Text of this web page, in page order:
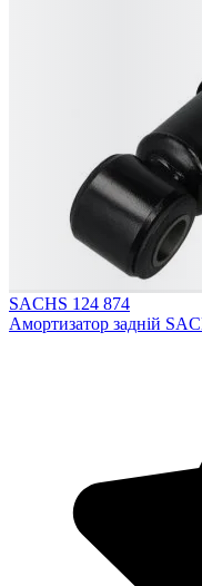
SACHS 124 874
Амортизатор задній